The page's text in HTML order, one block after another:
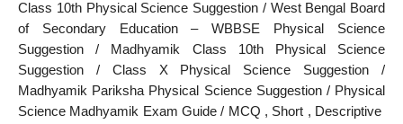
Class 10th Physical Science Suggestion / West Bengal Board
of Secondary Education – WBBSE Physical Science
Suggestion / Madhyamik Class 10th Physical Science
Suggestion / Class X Physical Science Suggestion /
Madhyamik Pariksha Physical Science Suggestion / Physical
Science Madhyamik Exam Guide / MCQ , Short , Descriptive